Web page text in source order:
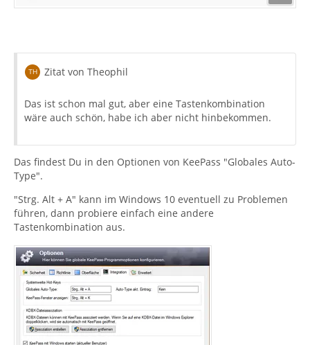
Zitat von Theophil
Das ist schon mal gut, aber eine Tastenkombination
wäre auch schön, habe ich aber nicht hinbekommen.
Das findest Du in den Optionen von KeePass "Globales Auto-
Type".
"Strg. Alt + A" kann im Windows 10 eventuell zu Problemen
führen, dann probiere einfach eine andere
Tastenkombination aus.